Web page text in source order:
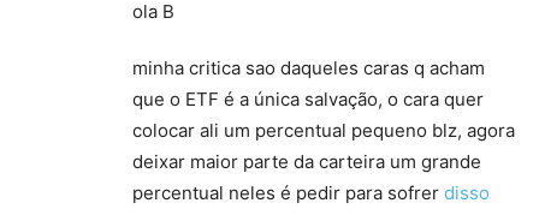
ola B
minha critica sao daqueles caras q acham
que o ETF é a única salvação, o cara quer
colocar ali um percentual pequeno blz, agora
deixar maior parte da carteira um grande
percentual neles é pedir para sofrer disso